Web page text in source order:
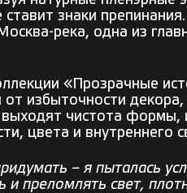
знаки
река, одна из
«Прозрачные
избыточности
чистота
цвета и внутреннего
– я пыталась
и преломлять свет,